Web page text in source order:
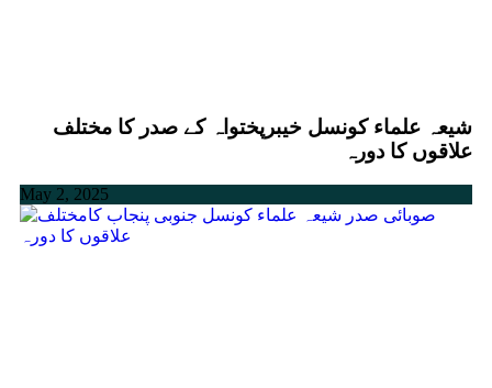
شیعہ علماء کونسل خیبرپختواہ کے صدر کا مختلف
علاقوں کا دورہ
May 2, 2025